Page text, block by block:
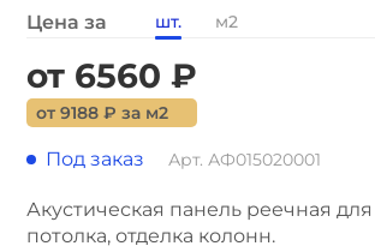
Цена за шт. м2
от 6560 ₽
от 9188 ₽ за м2
Под заказ Арт. АФ015020001
Акустическая панель реечная для
потолка, отделка колонн.